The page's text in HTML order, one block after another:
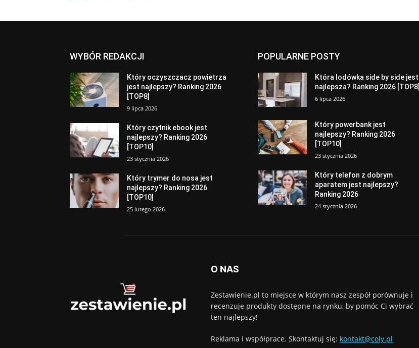
WYBÓR REDAKCJI
Który oczyszczacz powietrza
jest najlepszy? Ranking 2026
[TOP8]
9 lipca 2026
Który czytnik ebook jest
najlepszy? Ranking 2026
[TOP10]
23 stycznia 2026
Który trymer do nosa jest
najlepszy? Ranking 2026
[TOP10]
25 lutego 2026
POPULARNE POSTY
Która lodówka side by side jest
najlepsza? Ranking 2026 [TOP8]
6 lipca 2026
Który powerbank jest
najlepszy? Ranking 2026
[TOP10]
23 stycznia 2026
Który telefon z dobrym
aparatem jest najlepszy?
Ranking 2026
24 stycznia 2026
O NAS
Zestawienie.pl to miejsce w którym nasz zespół porównuje i
recenzuje produkty dostępne na rynku, by pomóc Ci wybrać
ten najlepszy!
Reklama i współprace. Skontaktuj się: kontakt@coly.pl